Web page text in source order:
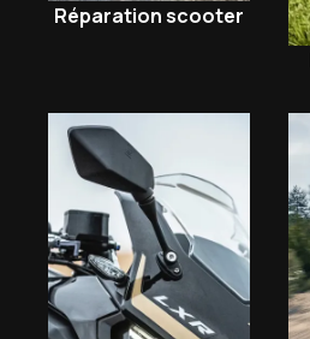
Réparation scooter